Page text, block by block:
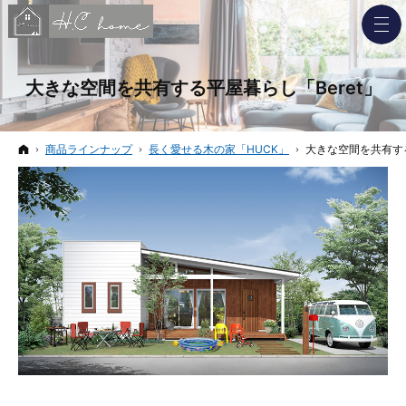
大きな空間を共有する平屋暮らし「Beret」
ホーム
商品ラインナップ 長く愛せる木の家「HUCK」 大きな空間を共有